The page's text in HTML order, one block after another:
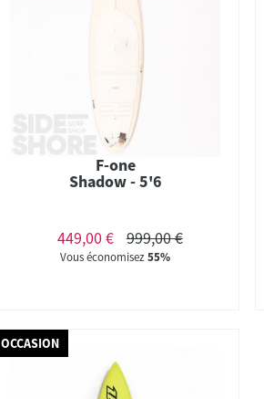
F-one
Shadow - 5'6
449,00 € 999,00 €
Vous économisez55%
OCCASION